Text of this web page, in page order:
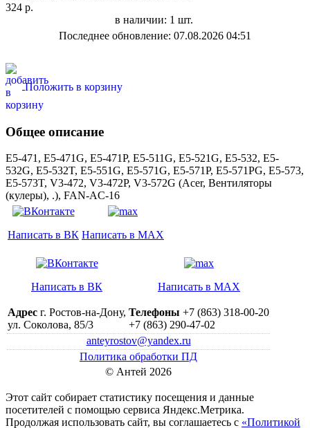
324 р.
в наличии: 1 шт.
Последнее обновление: 07.08.2026 04:51
Положить в корзину
Общее описание
E5-471, E5-471G, E5-471P, E5-511G, E5-521G, E5-532, E5-
532G, E5-532T, E5-551G, E5-571G, E5-571P, E5-571PG, E5-573,
E5-573T, V3-472, V3-472P, V3-572G (Acer, Вентиляторы
(кулеры), .), FAN-AC-16
Написать в ВК Написать в MAX
Написать в ВК Написать в MAX
Адрес г. Ростов-на-Дону,
ул. Соколова, 85/3
Телефоны +7 (863) 318-00-20
+7 (863) 290-47-02
anteyrostov@yandex.ru
Политика обработки ПД
© Антей 2026
Этот сайт собирает статистику посещения и данные
посетителей c помощью сервиса Яндекс.Метрика.
Продолжая использовать сайт, вы соглашаетесь с «Политикой